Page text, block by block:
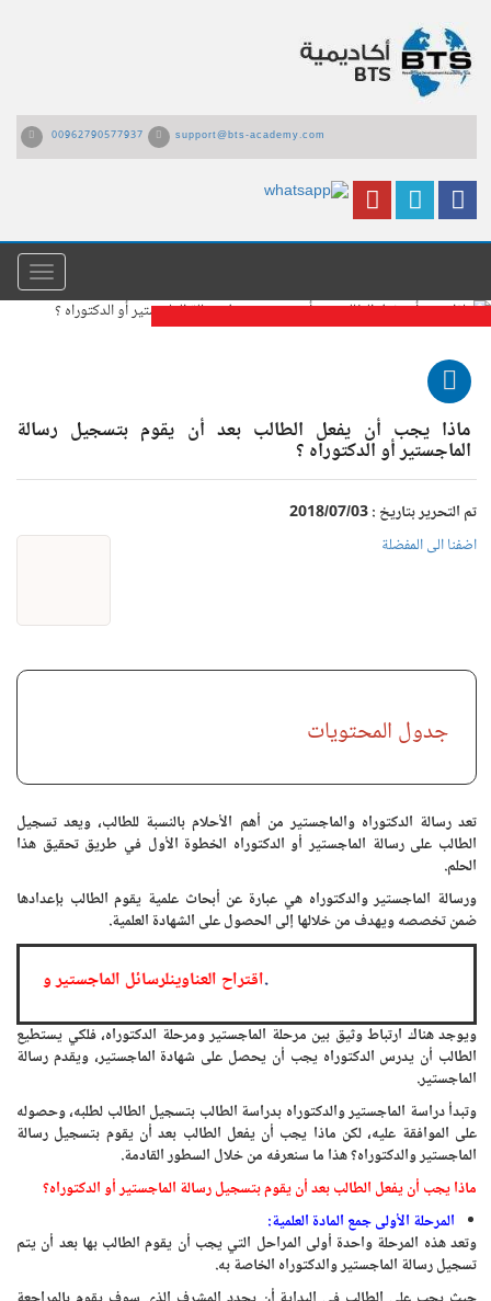
00962790577937 support@bts-academy.com
القائمة
ماذا يجب أن يفعل الطالب بعد أن يقوم
بتسجيل رسالة الماجستير أو الدكتوراه ؟
ماذا يجب أن يفعل الطالب بعد أن يقوم بتسجيل رسالة
الماجستير أو الدكتوراه ؟
تم التحرير بتاريخ : 2018/07/03
اضفنا الى المفضلة
جدول المحتويات
تعد رسالة الدكتوراه والماجستير من أهم الأحلام بالنسبة للطالب، ويعد تسجيل
الطالب على رسالة الماجستير أو الدكتوراه الخطوة الأول في طريق تحقيق هذا
الحلم.
ورسالة الماجستير والدكتوراه هي عبارة عن أبحاث علمية يقوم الطالب بإعدادها
ضمن تخصصه ويهدف من خلالها إلى الحصول على الشهادة العلمية.
.اقتراح العناوينلرسائل الماجستير
ويوجد هناك ارتباط وثيق بين مرحلة الماجستير ومرحلة الدكتوراه، فلكي يستطيع
الطالب أن يدرس الدكتوراه يجب أن يحصل على شهادة الماجستير، ويقدم رسالة
الماجستير.
وتبدأ دراسة الماجستير والدكتوراه بدراسة الطالب بتسجيل الطالب لطلبه، وحصوله
على الموافقة عليه، لكن ماذا يجب أن يفعل الطالب بعد أن يقوم بتسجيل رسالة
الماجستير والدكتوراه؟ هذا ما سنعرفه من خلال السطور القادمة.
ماذا يجب أن يفعل الطالب بعد أن يقوم بتسجيل رسالة الماجستير أو الدكتوراه؟
المرحلة الأولى جمع المادة العلمية:
وتعد هذه المرحلة واحدة أولى المراحل التي يجب أن يقوم الطالب بها بعد أن يتم
تسجيل رسالة الماجستير والدكتوراه الخاصة به.